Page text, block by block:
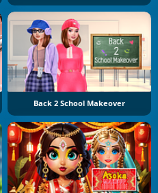
Back 2 School Makeover